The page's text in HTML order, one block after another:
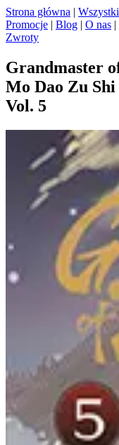
Strona główna |
Promocje | Blog | O nas |
Zwroty
Grandmaster
Mo Dao Zu
Vol. 5